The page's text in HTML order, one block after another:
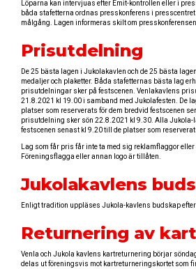
Löparna kan intervjuas efter Emit-kontrollen eller i
båda stafetterna ordnas presskonferens i
målgång. Lagen informeras skilt om presskonferensen.
Prisutdelning
De 25 bästa lagen i Jukolakavlen och de 25 bästa
medaljer och plaketter. Båda stafetternas bästa lag
prisutdelningar sker på festscenen. Venlakavlens
21.8.2021 kl 19.00 i samband med Jukolafesten. De
platser som reserverats för dem bredvid festscenen
prisutdelning sker sön 22.8.2021 kl 9.30. Alla Jukola-
festscenen senast kl 9.20 till de platser som
Lag som får pris får inte ta med sig reklamflaggor
Föreningsflagga eller annan logo är tillåten.
Jukolakavlens
Enligt tradition uppläses Jukola-kavlens budskap
Returnering av
Venla och Jukola kavlens kartreturnering börjar
delas ut föreningsvis mot kartreturneringskortet som